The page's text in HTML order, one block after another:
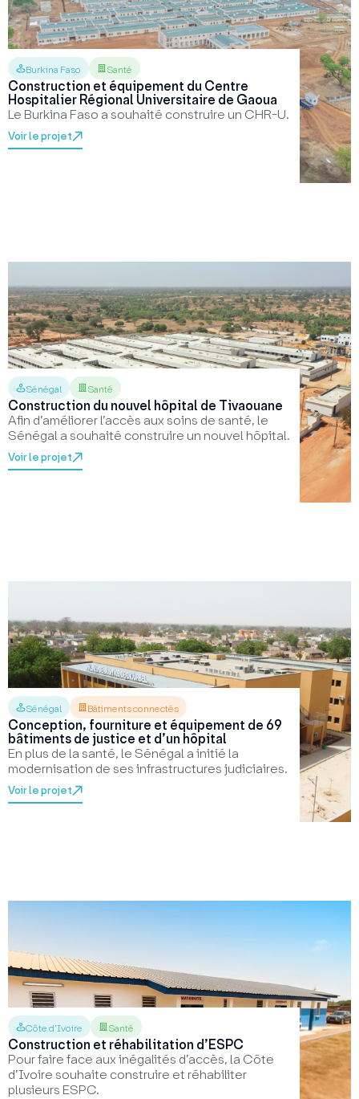
Burkina Faso Santé
Construction et équipement du Centre
Hospitalier Régional Universitaire de Gaoua
Le Burkina Faso a souhaité construire un CHR-U.
Voir le projet
Sénégal Santé
Construction du nouvel hôpital de Tivaouane
Afin d’améliorer l’accès aux soins de santé, le
Sénégal a souhaité construire un nouvel hôpital.
Voir le projet
Sénégal Bâtiments connectés
Conception, fourniture et équipement de 69
bâtiments de justice et d’un hôpital
En plus de la santé, le Sénégal a initié la
modernisation de ses infrastructures judiciaires.
Voir le projet
Côte d’Ivoire Santé
Construction et réhabilitation d’ESPC
Pour faire face aux inégalités d’accès, la Côte
d’Ivoire souhaite construire et réhabiliter
plusieurs ESPC.